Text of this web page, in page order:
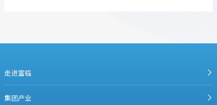
走进富临
集团产业